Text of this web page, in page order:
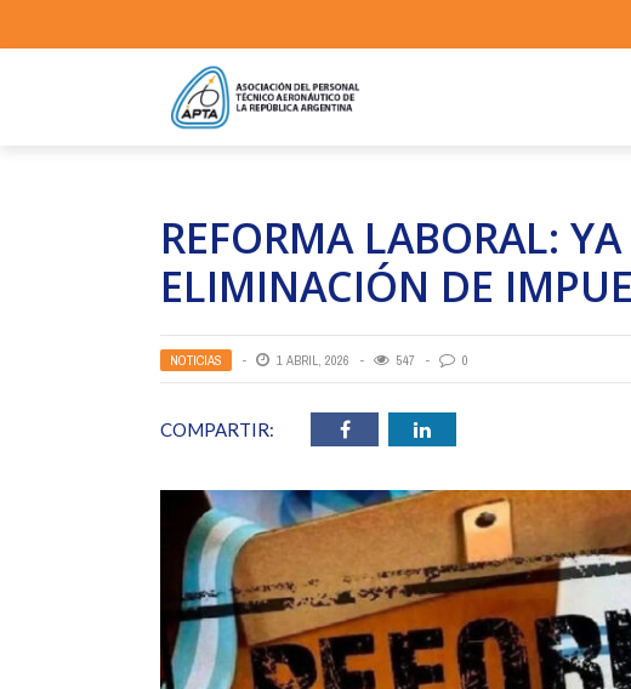
REFORMA LABORAL:
ELIMINACIÓN DE
NOTICIAS 1 ABRIL, 2026 547 0
COMPARTIR: